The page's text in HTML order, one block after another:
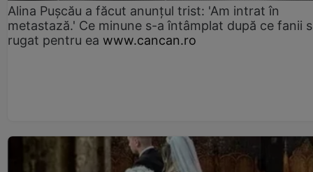
Alina Pușcău a făcut anunțul trist: 'Am intrat în
metastază.' Ce minune s-a întâmplat după ce fanii
rugat pentru ea www.cancan.ro